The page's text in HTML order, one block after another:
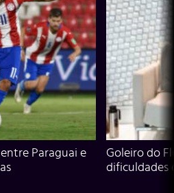
Paraguai e
Goleiro do
dificuldades